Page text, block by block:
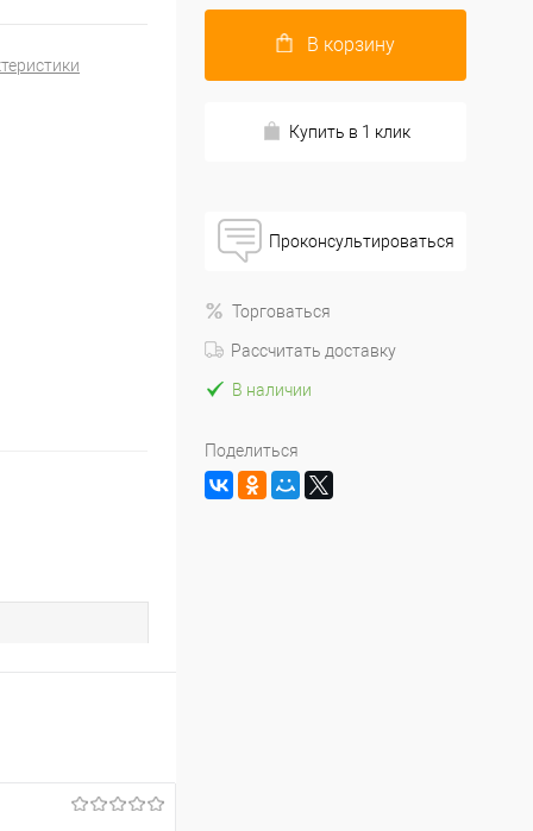
В корзину
Купить в 1 клик
Проконсультироваться
Торговаться
Рассчитать доставку
В наличии
Поделиться